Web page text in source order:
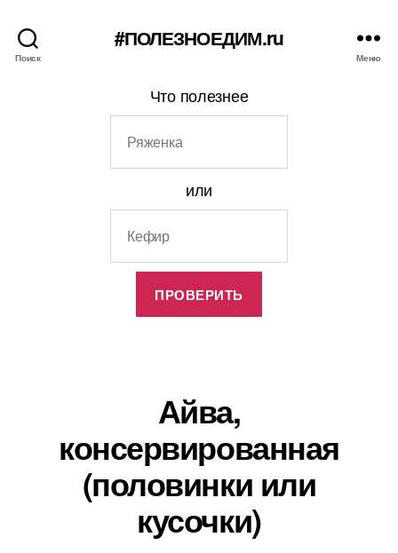
Поиск
#ПОЛЕЗНОЕДИМ.ru
Меню
Что полезнее
или
Айва,
консервированная
(половинки или
кусочки)